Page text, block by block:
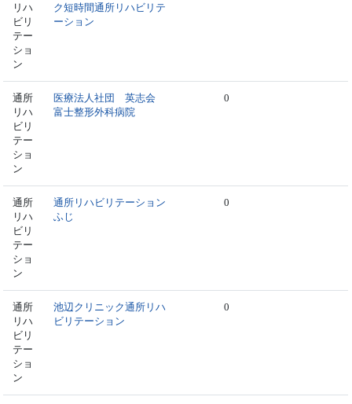
リハ
ビリ
テー
ショ
ン
ク短時間通所リハビリテ
ーション
通所
リハ
ビリ
テー
ショ
ン
医療法人社団 英志会
富士整形外科病院
0
通所
リハ
ビリ
テー
ショ
ン
通所リハビリテーション
ふじ
0
通所
リハ
ビリ
テー
ショ
ン
池辺クリニック通所リハ
ビリテーション
0